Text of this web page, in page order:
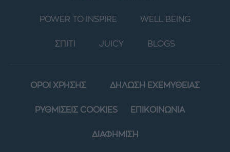
POWER TO INSPIRE WELL BEING
ΣΠΙΤΙ JUICY BLOGS
ΟΡΟΙ ΧΡΗΣΗΣ ΔΗΛΩΣΗ ΕΧΕΜΥΘΕΙΑΣ
ΡΥΘΜΙΣΕΙΣ COOKIES ΕΠΙΚΟΙΝΩΝΙΑ
ΔΙΑΦΗΜΙΣΗ